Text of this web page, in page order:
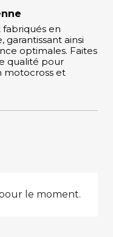
fabriqués en
ainsi
optimales. Faites
qualité pour
motocross et
le moment.